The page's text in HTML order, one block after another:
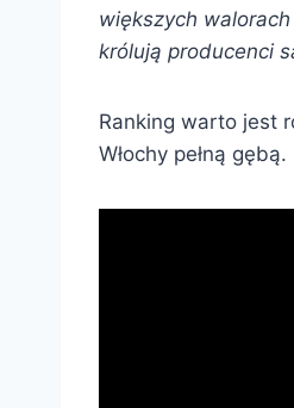
większych
królują producenci
Ranking warto jest
Włochy pełną gębą.